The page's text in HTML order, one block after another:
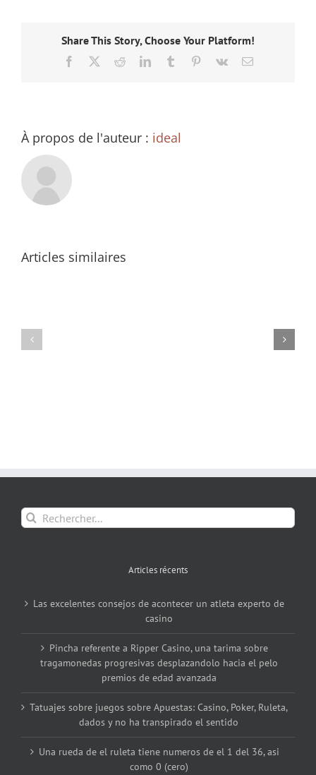
Share This Story, Choose Your Platform!
Facebook RedditLinkedInTumblr Pinterest
Vk Email
À propos de l'auteur : ideal
Articles similaires
Rechercher:
Articles récents
Las excelentes consejos de acontecer un atleta experto de
casino
Pincha referente a Ripper Casino, una tarima sobre
tragamonedas progresivas desplazandolo hacia el pelo
premios de edad avanzada
Tatuajes sobre juegos sobre Apuestas: Casino, Poker, Ruleta,
dados y no ha transpirado el sentido
Una rueda de el ruleta tiene numeros de el 1 del 36, asi
como 0 (cero)